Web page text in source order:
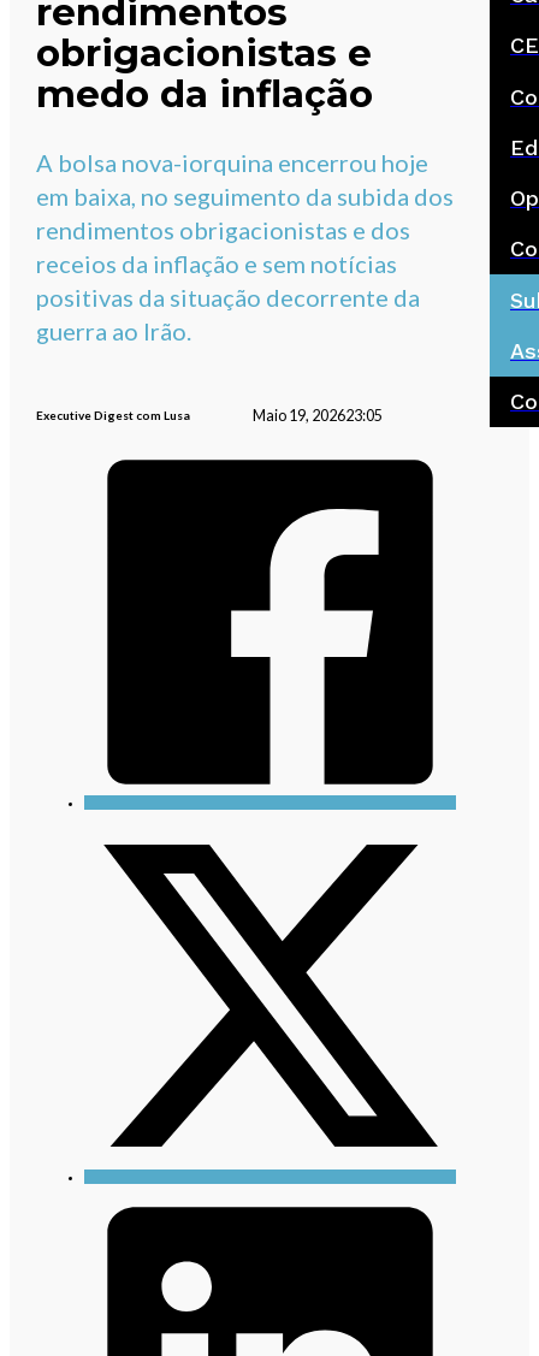
rendimentos
obrigacionistas e
medo da inflação
A bolsa nova-iorquina encerrou hoje
em baixa, no seguimento da subida dos
rendimentos obrigacionistas e dos
receios da inflação e sem notícias
positivas da situação decorrente da
guerra ao Irão.
Executive Digest com Lusa Maio 19, 202623:05